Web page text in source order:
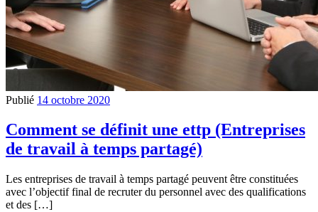
Publié 14 octobre 2020
Comment se définit une ettp (Entreprises
de travail à temps partagé)
Les entreprises de travail à temps partagé peuvent être constituées
avec l’objectif final de recruter du personnel avec des qualifications
et des […]